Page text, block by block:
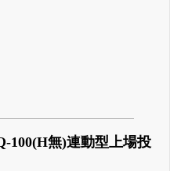
100(H無)連動型上場投